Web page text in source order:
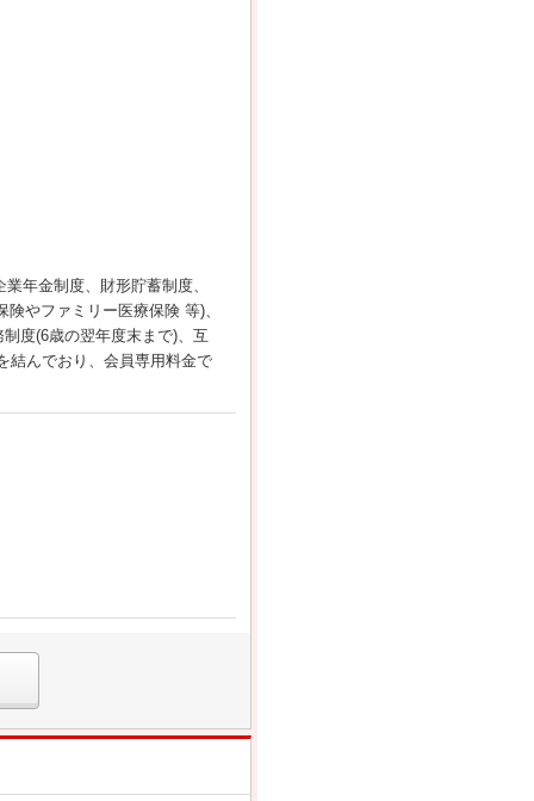
年金制度、財形貯蓄制度、
やファミリー医療保険 等)、
度(6歳の翌年度末まで)、互
結んでおり、会員専用料金で